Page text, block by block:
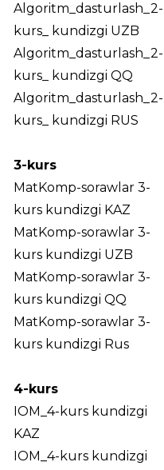
Algoritm_dasturlash_2-
kurs_ kundizgi UZB
Algoritm_dasturlash_2-
kurs_ kundizgi QQ
Algoritm_dasturlash_2-
kurs_ kundizgi RUS
3-kurs
MatKomp-sorawlar 3-
kurs kundizgi KAZ
MatKomp-sorawlar 3-
kurs kundizgi UZB
MatKomp-sorawlar 3-
kurs kundizgi QQ
MatKomp-sorawlar 3-
kurs kundizgi Rus
4-kurs
IOM_4-kurs kundizgi
KAZ
IOM_4-kurs kundizgi